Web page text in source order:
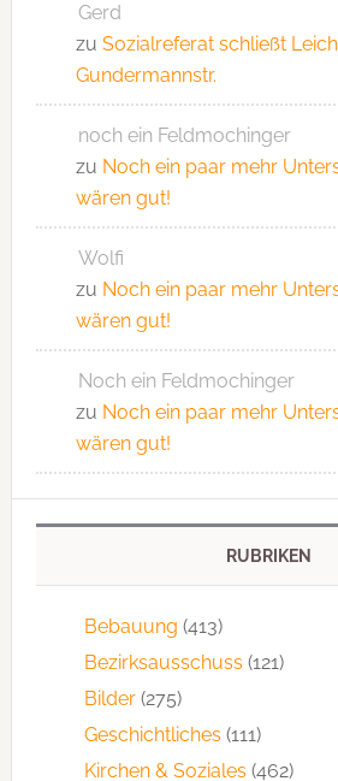
Gerd
zu Sozialreferat schließt
Gundermannstr.
noch ein Feldmochinger
zu Noch ein paar mehr
wären gut!
Wolfi
zu Noch ein paar mehr
wären gut!
Noch ein Feldmochinger
zu Noch ein paar mehr
wären gut!
RUBRIKEN
Bebauung (413)
Bezirksausschuss (121)
Bilder(275)
Geschichtliches (111)
Kirchen & Soziales (462)